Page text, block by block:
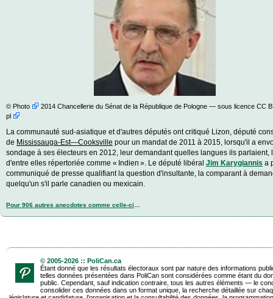
© Photo 2014 Chancellerie du Sénat de la République de Pologne — sous licence CC
pl
La communauté sud-asiatique et d'autres députés ont critiqué Lizon, député
de Mississauga-Est—Cooksville pour un mandat de 2011 à 2015, lorsqu'il a
sondage à ses électeurs en 2012, leur demandant quelles langues ils parlaient,
d'entre elles répertoriée comme « Indien ». Le député libéral Jim Karygiannis a
communiqué de presse qualifiant la question d'insultante, la comparant à
quelqu'un s'il parle canadien ou mexicain.
Pour 906 autres anecdotes comme celle-ci...
© 2005-2026 :: PoliCan.ca
Étant donné que les résultats électoraux sont par nature des informations
telles données présentées dans PoliCan sont considérées comme étant du
public. Cependant, sauf indication contraire, tous les autres éléments — le
consolider ces données dans un format unique, la recherche détaillée sur